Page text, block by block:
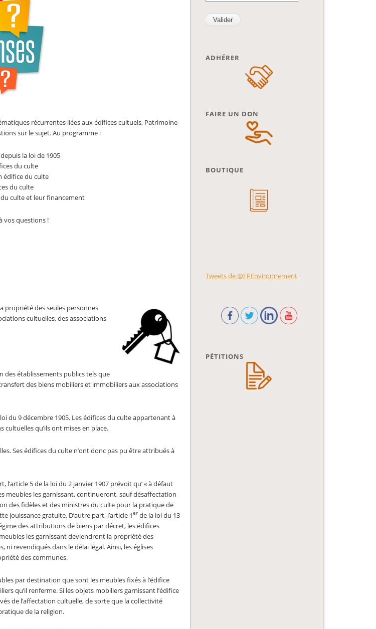
récurrentes liées aux édifices cultuels, Patrimoine-
sur le sujet. Au programme :
la loi de 1905
du culte
édifice du culte
du culte
culte et leur financement
vos questions !
propriété des seules personnes
cultuelles, des associations
des établissements publics tels que
des biens mobiliers et immobiliers aux associations
du 9 décembre 1905. Les édifices du culte appartenant à
qu’ils ont mises en place.
Ses édifices du culte n’ont donc pas pu être attribués à
5 de la loi du 2 janvier 1907 prévoit qu’ « à défaut
meubles les garnissant, continueront, sauf désaffectation
des fidèles et des ministres du culte pour la pratique de
jouissance gratuite. D’autre part, l’article 1erde la loi du 13
des attributions de biens par décret, les édifices
les garnissant deviendront la propriété des
revendiqués dans le délai légal. Ainsi, les églises
des communes.
par destination que sont les meubles fixés à l’édifice
qu’il renferme. Si les objets mobiliers garnissant l’édifice
de l’affectation cultuelle, de sorte que la collectivité
de la religion.
ADHÉRER
FAIRE UN DON
BOUTIQUE
Tweets de @FPEnvironnement
PÉTITIONS